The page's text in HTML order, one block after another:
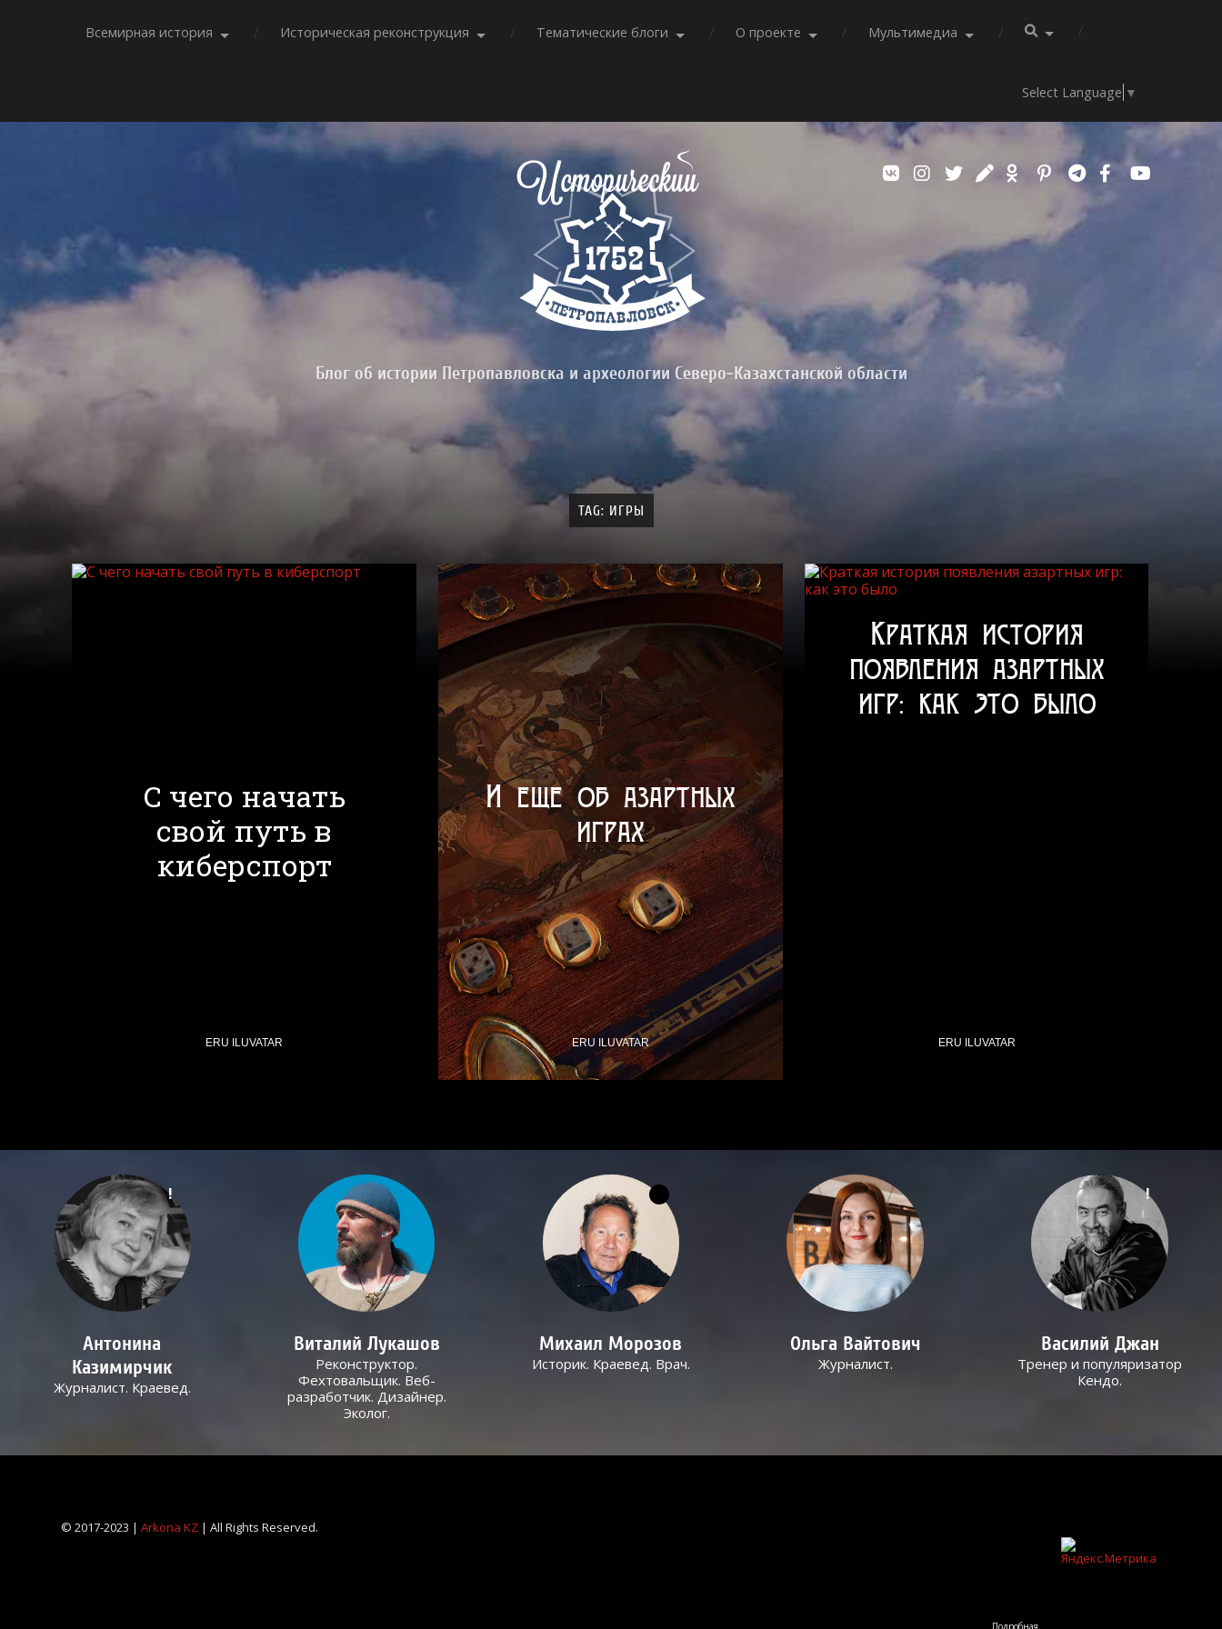
Всемирная история Историческая реконструкция Тематические блоги О проекте Мультимедиа
Select Language ▼
Блог об истории Петропавловска и археологии Северо-Казахстанской области
TAG: ИГРЫ
С чего начать
свой путь в
киберспорт
ERU ILUVATAR
И еще об азартных
играх
ERU ILUVATAR
Краткая история
появления азартных
игр: как это было
ERU ILUVATAR
!
Антонина
Казимирчик
Журналист. Краевед.
Виталий Лукашов
Реконструктор.
Фехтовальщик. Веб-
разработчик. Дизайнер.
Эколог.
Михаил Морозов
Историк. Краевед. Врач.
Ольга Вайтович
Журналист.
!
Василий Джан
Тренер и популяризатор
Кендо.
© 2017-2023 |Arkona KZ | All Rights Reserved.